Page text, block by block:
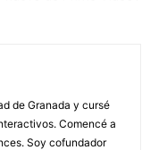
de Granada y cursé
Comencé a
Soy cofundador